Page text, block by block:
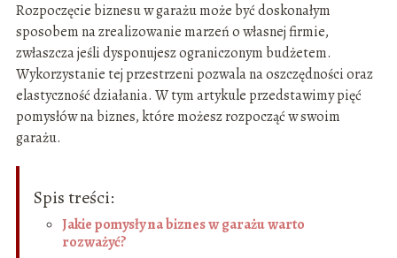
Rozpoczęcie biznesu w garażu może być doskonałym
sposobem na zrealizowanie marzeń o własnej firmie,
zwłaszcza jeśli dysponujesz ograniczonym budżetem.
Wykorzystanie tej przestrzeni pozwala na oszczędności oraz
elastyczność działania. W tym artykule przedstawimy pięć
pomysłów na biznes, które możesz rozpocząć w swoim
garażu.
Spis treści:
Jakie pomysły na biznes w garażu warto
rozważyć?